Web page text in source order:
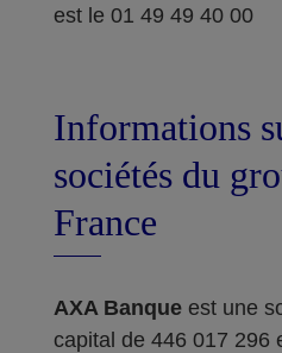
est le 01 49 49 40 00
Informations
sociétés du
France
AXA Banque est une
capital de 446 017 296